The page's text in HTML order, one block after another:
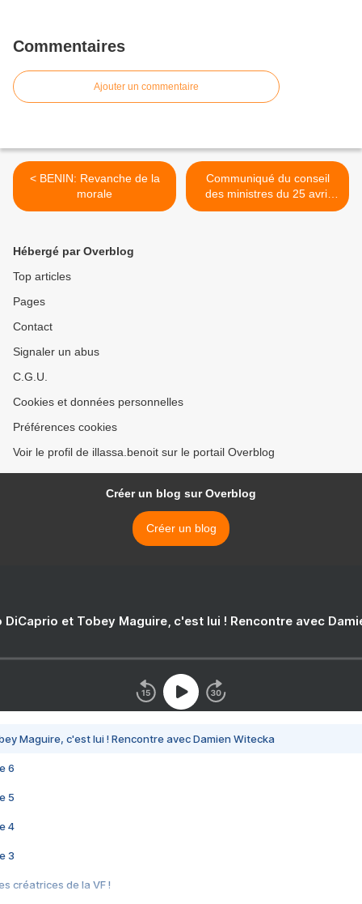
Commentaires
Ajouter un commentaire
< BENIN: Revanche de la
morale
Communiqué du conseil
des ministres du 25 avril
2008 >
Hébergé par Overblog
Top articles
Pages
Contact
Signaler un abus
C.G.U.
Cookies et données personnelles
Préférences cookies
Voir le profil de illassa.benoit sur le portail Overblog
Créer un blog sur Overblog
Créer un blog
DiCaprio et Tobey Maguire, c'est lui ! Rencontre avec
Maguire, c'est lui ! Rencontre avec Damien Witecka
6
5
4
3
créatrices de la VF !